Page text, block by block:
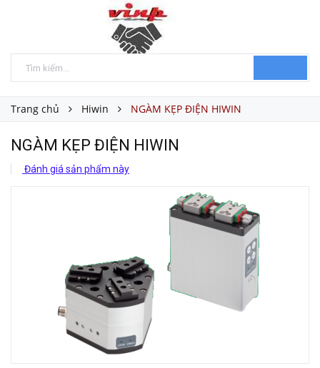
Trang chủ Hiwin NGÀM KẸP ĐIỆN HIWIN
NGÀM KẸP ĐIỆN HIWIN
Đánh giá sản phẩm này